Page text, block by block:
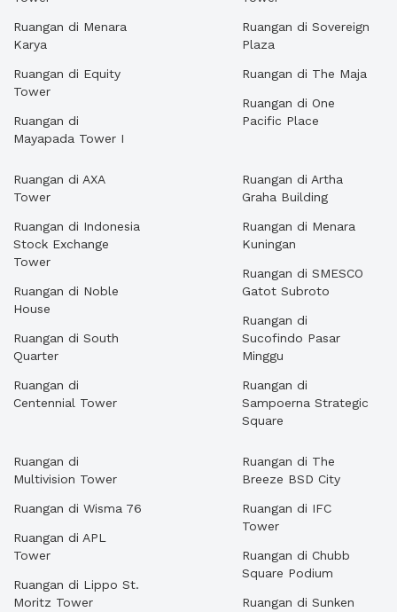
Ruangan di Menara
Karya
Ruangan di Equity
Tower
Ruangan di
Mayapada Tower I
Ruangan di Sovereign
Plaza
Ruangan di The Maja
Ruangan di One
Pacific Place
Ruangan di AXA
Tower
Ruangan di Indonesia
Stock Exchange
Tower
Ruangan di Noble
House
Ruangan di South
Quarter
Ruangan di
Centennial Tower
Ruangan di Artha
Graha Building
Ruangan di Menara
Kuningan
Ruangan di SMESCO
Gatot Subroto
Ruangan di
Sucofindo Pasar
Minggu
Ruangan di
Sampoerna Strategic
Square
Ruangan di
Multivision Tower
Ruangan di Wisma 76
Ruangan di APL
Tower
Ruangan di Lippo St.
Moritz Tower
Ruangan di The
Breeze BSD City
Ruangan di IFC
Tower
Ruangan di Chubb
Square Podium
Ruangan di Sunken